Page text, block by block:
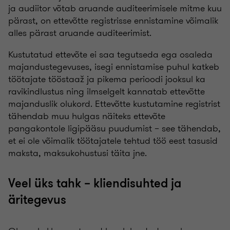
ja audiitor võtab aruande auditeerimisele mitme kuu
pärast, on ettevõtte registrisse ennistamine võimalik
alles pärast aruande auditeerimist.
Kustutatud ettevõte ei saa tegutseda ega osaleda
majandustegevuses, isegi ennistamise puhul katkeb
töötajate tööstaaž ja pikema perioodi jooksul ka
ravikindlustus ning ilmselgelt kannatab ettevõtte
majanduslik olukord. Ettevõtte kustutamine registrist
tähendab muu hulgas näiteks ettevõte
pangakontole ligipääsu puudumist – see tähendab,
et ei ole võimalik töötajatele tehtud töö eest tasusid
maksta, maksukohustusi täita jne.
Veel üks tahk – kliendisuhted ja
äritegevus